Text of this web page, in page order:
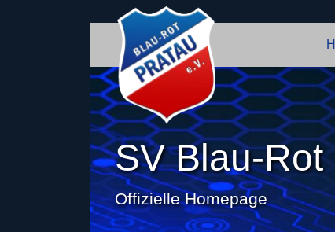
SV Blau-Rot
Offizielle Homepage